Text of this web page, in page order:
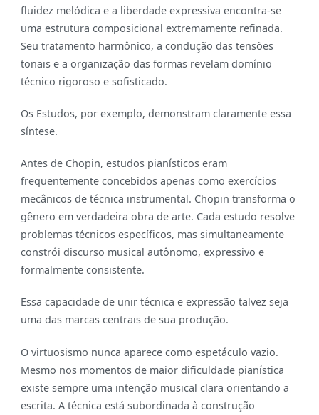
fluidez melódica e a liberdade expressiva encontra-se
uma estrutura composicional extremamente refinada.
Seu tratamento harmônico, a condução das tensões
tonais e a organização das formas revelam domínio
técnico rigoroso e sofisticado.
Os Estudos, por exemplo, demonstram claramente essa
síntese.
Antes de Chopin, estudos pianísticos eram
frequentemente concebidos apenas como exercícios
mecânicos de técnica instrumental. Chopin transforma o
gênero em verdadeira obra de arte. Cada estudo resolve
problemas técnicos específicos, mas simultaneamente
constrói discurso musical autônomo, expressivo e
formalmente consistente.
Essa capacidade de unir técnica e expressão talvez seja
uma das marcas centrais de sua produção.
O virtuosismo nunca aparece como espetáculo vazio.
Mesmo nos momentos de maior dificuldade pianística
existe sempre uma intenção musical clara orientando a
escrita. A técnica está subordinada à construção